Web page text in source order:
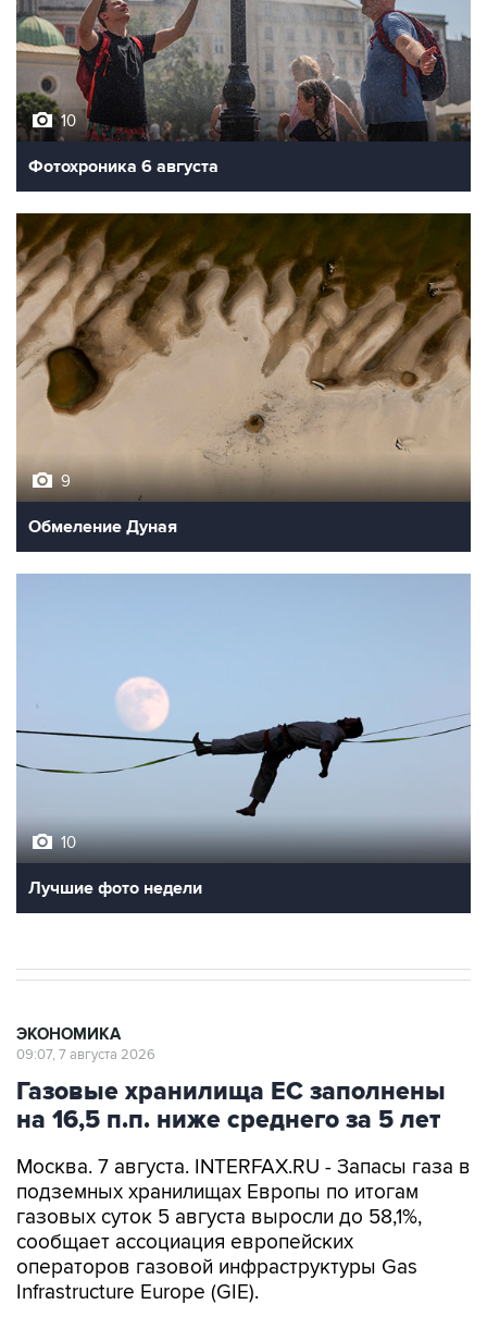
Фотохроника 6 августа
Обмеление Дуная
Лучшие фото недели
Газовые хранилища ЕС заполнены
на 16,5 п.п. ниже среднего за 5 лет
Москва. 7 августа. INTERFAX.RU - Запасы газа в
газовых суток 5 августа выросли до 58,1%,
сообщает ассоциация европейских
операторов газовой инфраструктуры Gas
Infrastructure Europe (GIE).
Это на 16,5 процентных пунктов ниже, чем